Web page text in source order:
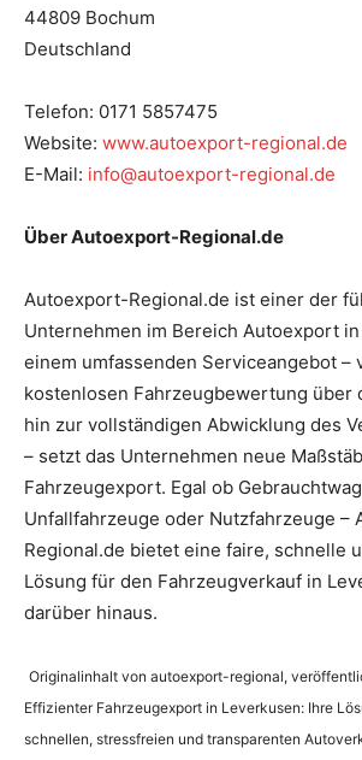
44809 Bochum
Deutschland
Telefon: 0171 5857475
Website: www.autoexport-regional.de
E-Mail: info@autoexport-regional.de
Über Autoexport-Regional.de
Autoexport-Regional.de ist einer der
Unternehmen im Bereich Autoexport
einem umfassenden Serviceangebot –
kostenlosen Fahrzeugbewertung über
hin zur vollständigen Abwicklung des
– setzt das Unternehmen neue
Fahrzeugexport. Egal ob
Unfallfahrzeuge oder Nutzfahrzeuge –
Regional.de bietet eine faire, schnelle
Lösung für den Fahrzeugverkauf in
darüber hinaus.
Originalinhalt von autoexport-regional,
Effizienter Fahrzeugexport in Leverkusen: Ihre
schnellen, stressfreien und transparenten